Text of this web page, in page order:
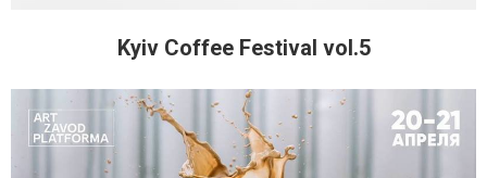
Kyiv Coffee Festival vol.5